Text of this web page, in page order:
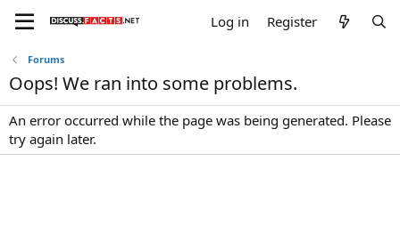
Log in Register
Forums
Oops! We ran into some problems.
An error occurred while the page was being generated. Please
try again later.